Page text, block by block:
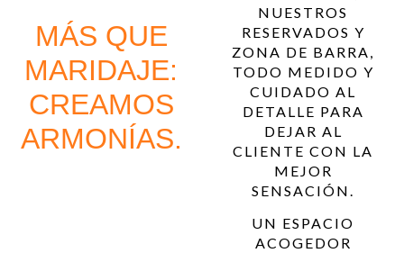
MÁS QUE
MARIDAJE:
CREAMOS
ARMONÍAS.
NUESTROS
RESERVADOS Y
ZONA DE BARRA,
TODO MEDIDO Y
CUIDADO AL
DETALLE PARA
DEJAR AL
CLIENTE CON LA
MEJOR
SENSACIÓN.
UN ESPACIO
ACOGEDOR